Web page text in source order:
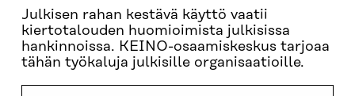
Julkisen rahan kestävä käyttö vaatii
kiertotalouden huomioimista julkisissa
hankinnoissa. KEINO-osaamiskeskus tarjoaa
tähän työkaluja julkisille organisaatioille.